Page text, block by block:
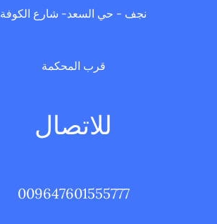
نجف - حي السعد- شارع الكوفة
قرب المحكمة
للاتصال
009647601555777